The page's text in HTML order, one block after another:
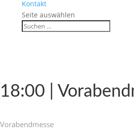
Kontakt
Seite auswählen
18:00 |
Vorabend­messe